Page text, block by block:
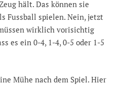
hält. Das können sie
Fussball spielen. Nein, jetzt
wirklich vorisichtig
es ein 0-4, 1-4, 0-5 oder 1-5
Mühe nach dem Spiel. Hier